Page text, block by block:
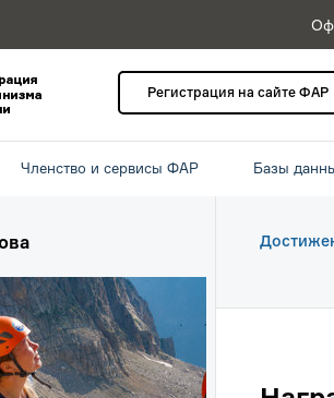
Регистрация на сайте ФАР
Членство и сервисы ФАР Базы